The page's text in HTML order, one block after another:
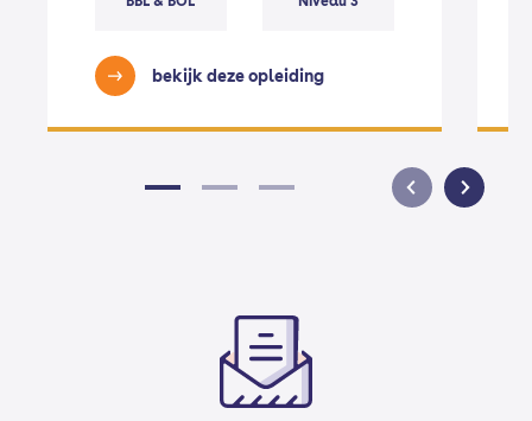
bekijk deze opleiding